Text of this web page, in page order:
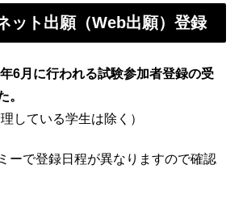
ット出願（Web出願）登録
6月に行われる試験参加者登録の受
。
している学生は除く）
ーで登録日程が異なりますので確認